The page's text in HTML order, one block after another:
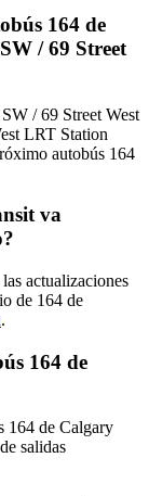
164 de
/ 69 Street
/ 69 Street West
LRT Station
autobús 164
va
actualizaciones
de 164 de
.
164 de
164 de Calgary
salidas